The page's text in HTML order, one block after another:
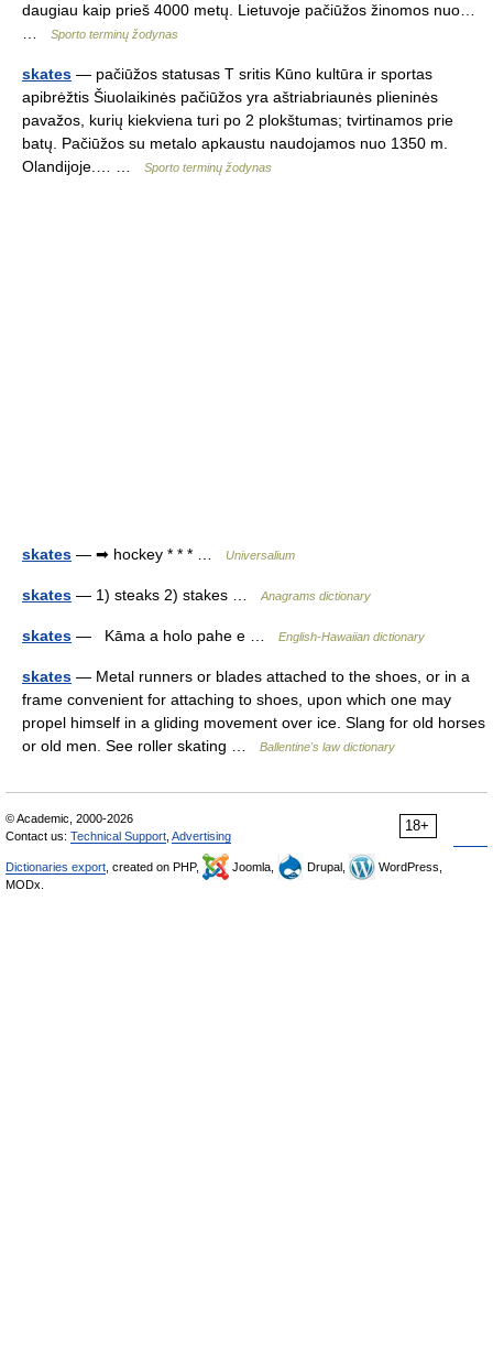
daugiau kaip prieš 4000 metų. Lietuvoje pačiūžos žinomos nuo…
Sporto terminų žodynas
skates — pačiūžos statusas T sritis Kūno kultūra ir sportas
apibrėžtis Šiuolaikinės pačiūžos yra aštriabriaunės plieninės
pavažos, kurių kiekviena turi po 2 plokštumas; tvirtinamos prie
batų. Pačiūžos su metalo apkaustu naudojamos nuo 1350 m.
Olandijoje.… …
Sporto terminų žodynas
skates — ➡ hockey * * * … Universalium
skates — 1) steaks 2) stakes … Anagrams dictionary
skates — Kāma a holo pahe e … English-Hawaiian dictionary
skates — Metal runners or blades attached to the shoes, or in a
frame convenient for attaching to shoes, upon which one may
propel himself in a gliding movement over ice. Slang for old horses
or old men. See roller skating …
Ballentine's law dictionary
18+
© Academic, 2000-2026
Contact us: Technical Support Advertising
Dictionaries export , created on PHP, Joomla, Drupal,
WordPress,
MODx.